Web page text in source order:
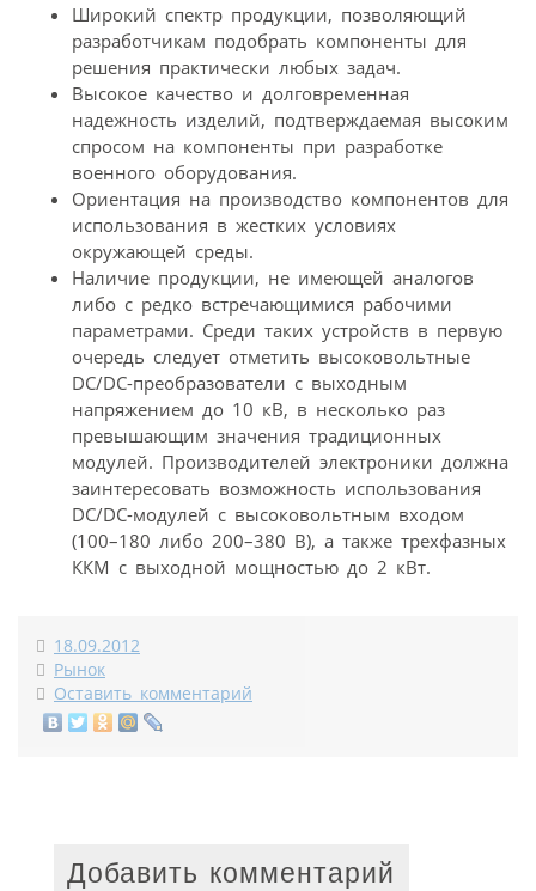
Широкий спектр продукции, позволяющий
разработчикам подобрать компоненты для
решения практически любых задач.
Высокое качество и долговременная
надежность изделий, подтверждаемая высоким
спросом на компоненты при разработке
военного оборудования.
Ориентация на производство компонентов для
использования в жестких условиях
окружающей среды.
Наличие продукции, не имеющей аналогов
либо с редко встречающимися рабочими
параметрами. Среди таких устройств в первую
очередь следует отметить высоковольтные
DC/DC-преобразователи с выходным
напряжением до 10 кВ, в несколько раз
превышающим значения традиционных
модулей. Производителей электроники должна
заинтересовать возможность использования
DC/DC-модулей с высоковольтным входом
(100–180 либо 200–380 В), а также трехфазных
ККМ с выходной мощностью до 2 кВт.
18.09.2012
Рынок
Оставить комментарий
Добавить комментарий